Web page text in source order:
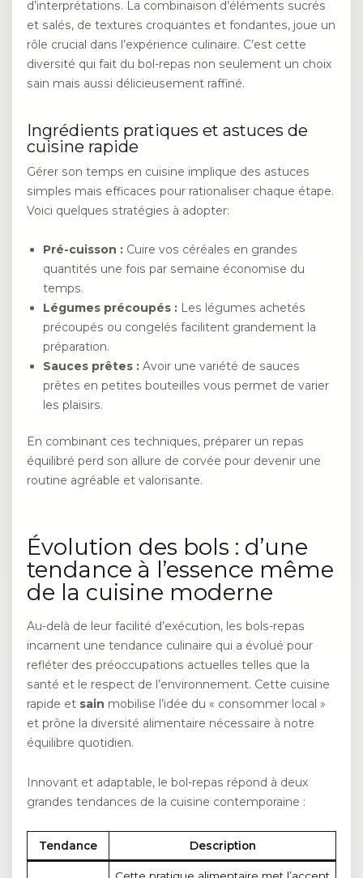
d’interprétations. La combinaison d’éléments sucrés
et salés, de textures croquantes et fondantes, joue un
rôle crucial dans l’expérience culinaire. C’est cette
diversité qui fait du bol-repas non seulement un choix
sain mais aussi délicieusement raffiné.
Ingrédients pratiques et astuces de
cuisine rapide
Gérer son temps en cuisine implique des astuces
simples mais efficaces pour rationaliser chaque étape.
Voici quelques stratégies à adopter:
Pré-cuisson : Cuire vos céréales en grandes
quantités une fois par semaine économise du
temps.
Légumes précoupés : Les légumes achetés
précoupés ou congelés facilitent grandement la
préparation.
Sauces prêtes : Avoir une variété de sauces
prêtes en petites bouteilles vous permet de varier
les plaisirs.
En combinant ces techniques, préparer un repas
équilibré perd son allure de corvée pour devenir une
routine agréable et valorisante.
Évolution des bols : d’une
tendance à l’essence même
de la cuisine moderne
Au-delà de leur facilité d’exécution, les bols-repas
incarnent une tendance culinaire qui a évolué pour
refléter des préoccupations actuelles telles que la
santé et le respect de l’environnement. Cette cuisine
rapide et sain mobilise l’idée du « consommer local »
et prône la diversité alimentaire nécessaire à notre
équilibre quotidien.
Innovant et adaptable, le bol-repas répond à deux
grandes tendances de la cuisine contemporaine :
Tendance Description